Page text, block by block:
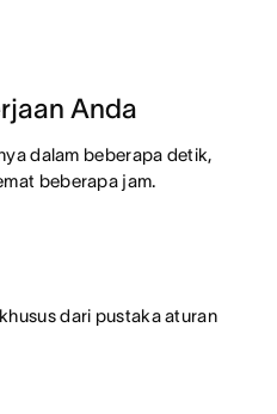
Anda
dalam beberapa detik,
beberapa jam.
dari pustaka aturan